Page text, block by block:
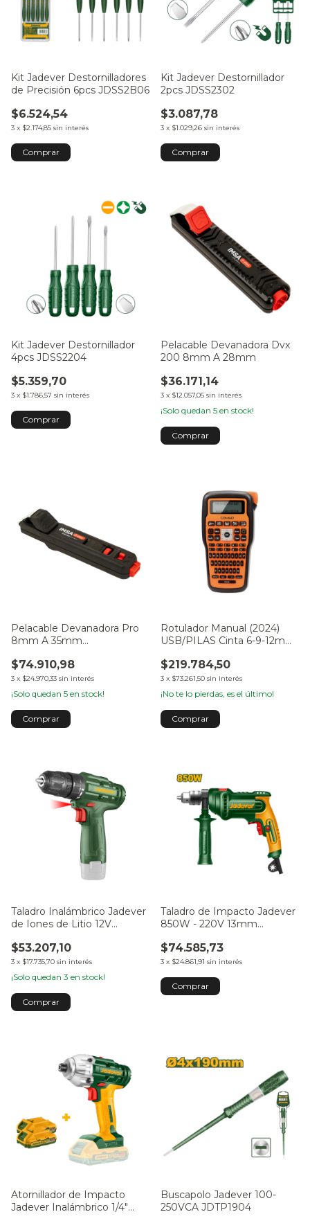
Kit Jadever Destornilladores
de Precisión 6pcs JDSS2B06
$6.524,54
3 x $2.174,85 sin interés
Kit Jadever Destornillador
2pcs JDSS2302
$3.087,78
3 x $1.029,26 sin interés
Kit Jadever Destornillador
4pcs JDSS2204
$5.359,70
3 x $1.786,57 sin interés
Pelacable Devanadora Dvx
200 8mm A 28mm
$36.171,14
3 x $12.057,05 sin interés
¡Solo quedan 5 en stock!
Pelacable Devanadora Pro
8mm A 35mm
$74.910,98
3 x $24.970,33 sin interés
¡Solo quedan 5 en stock!
Rotulador Manual (2024)
USB/PILAS Cinta 6-9-12mm
$219.784,50
3 x $73.261,50 sin interés
¡No te lo pierdas, es el último!
Taladro Inalámbrico Jadever
de Iones de Litio 12V
$53.207,10
3 x $17.735,70 sin interés
¡Solo quedan 3 en stock!
Taladro de Impacto Jadever
850W - 220V 13mm
$74.585,73
3 x $24.861,91 sin interés
Atornillador de Impacto
Jadever Inalámbrico 1/4"
Buscapolo Jadever 100-
250VCA JDTP1904